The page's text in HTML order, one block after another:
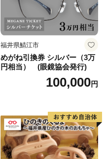
福井県鯖江市
めがね引換券 シルバー（3万
円相当） (眼鏡協会発行)
100,000円